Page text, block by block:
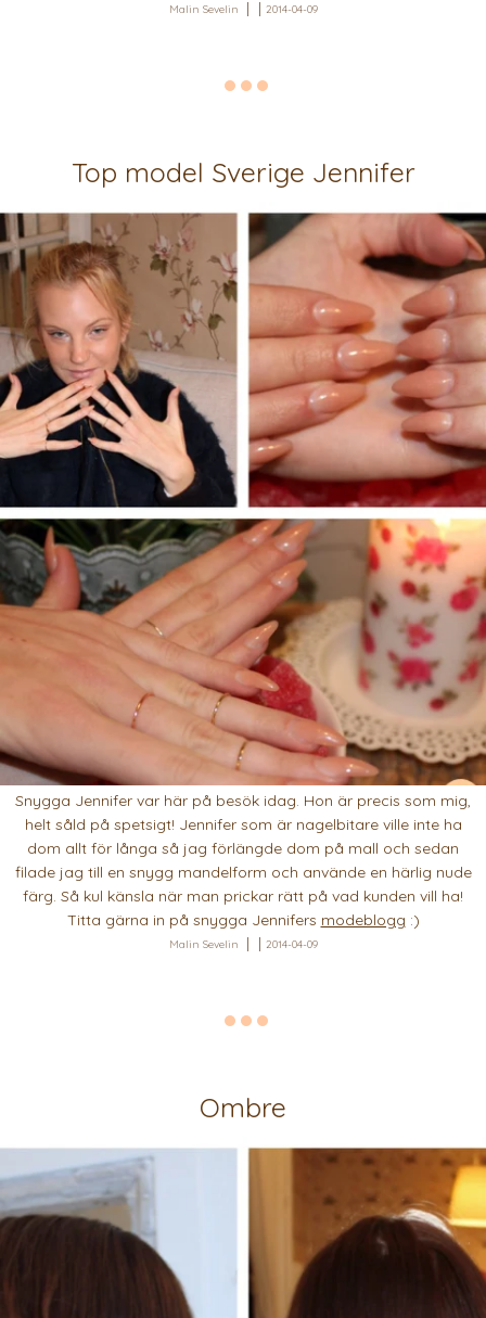
Malin Sevelin 2014-04-09
Top model Sverige Jennifer
Snygga Jennifer var här på besök idag. Hon är precis som mig,
helt såld på spetsigt! Jennifer som är nagelbitare ville inte ha
dom allt för långa så jag förlängde dom på mall och sedan
filade jag till en snygg mandelform och använde en härlig nude
färg. Så kul känsla när man prickar rätt på vad kunden vill ha!
Titta gärna in på snygga Jennifers modeblogg :)
Malin Sevelin 2014-04-09
Ombre